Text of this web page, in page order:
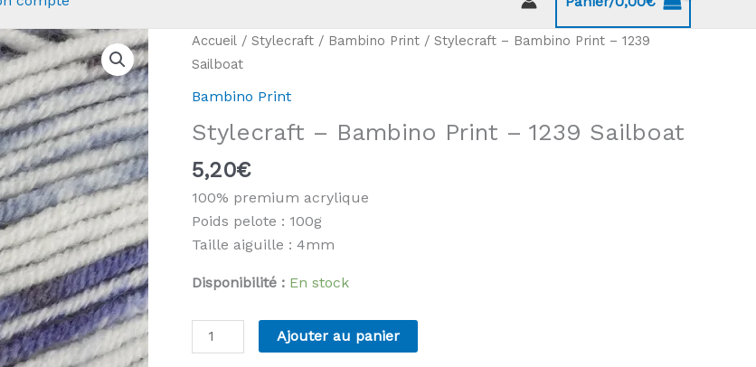
Accueil / Stylecraft / Bambino Print / Stylecraft – Bambino Print – 1239
Sailboat
Bambino Print
Stylecraft – Bambino Print – 1239 Sailboat
5,20€
100% premium acrylique
Poids pelote : 100g
Taille aiguille : 4mm
Disponibilité : En stock
quantité
de
Ajouter au panier